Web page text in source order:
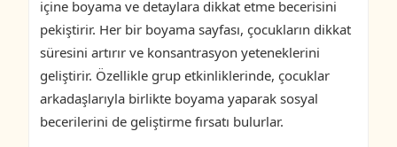
içine boyama ve detaylara dikkat etme becerisini
pekiştirir. Her bir boyama sayfası, çocukların dikkat
süresini artırır ve konsantrasyon yeteneklerini
geliştirir. Özellikle grup etkinliklerinde, çocuklar
arkadaşlarıyla birlikte boyama yaparak sosyal
becerilerini de geliştirme fırsatı bulurlar.